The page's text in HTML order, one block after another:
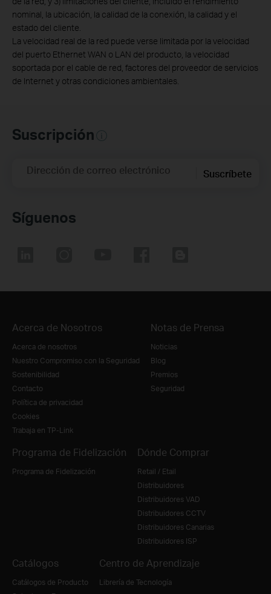
nominal, la ubicación, la calidad de la conexión, la calidad y el
estado del cliente.
La velocidad real de la red puede verse limitada por la velocidad
del puerto Ethernet WAN o LAN del producto, la velocidad
soportada por el cable de red, factores del proveedor de servicios
de Internet y otras condiciones ambientales.
Suscripción
Dirección de correo electrónico Suscríbete
Síguenos
Acerca de Nosotros
Acerca de nosotros
Nuestro Compromiso con la Seguridad
Sostenibilidad
Contacto
Política de privacidad
Cookies
Trabaja en TP-Link
Notas de Prensa
Noticias
Blog
Premios
Seguridad
Programa de Fidelización
Programa de Fidelización
Dónde Comprar
Retail / Etail
Distribuidores
Distribuidores VAD
Distribuidores CCTV
Distribuidores Canarias
Distribuidores ISP
Catálogos
Catálogos de Producto
Centro de Aprendizaje
Librería de Tecnología